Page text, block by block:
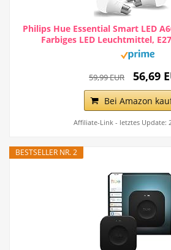
Philips Hue Essential Smart LED
Farbiges LED Leuchtmittel,
59,99 EUR 56,69
Bei Amazon
Affiliate-Link - letztes Update:
BESTSELLER NR. 2